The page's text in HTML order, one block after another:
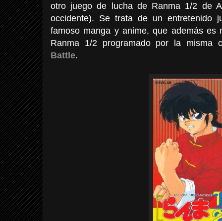
otro juego de lucha de Ranma 1/2 de
occidente). Se trata de un entretenido
famoso manga y anime, que además es
Ranma 1/2 programado por la misma
Battle.